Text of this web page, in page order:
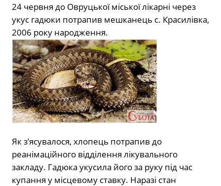
24 червня до Овруцької міської лікарні через
укус гадюки потрапив мешканець с. Красилівка,
2006 року народження.
Як з’ясувалося, хлопець потрапив до
реанімаційного відділення лікувального
закладу. Гадюка укусила його за руку під час
купання у місцевому ставку. Наразі стан